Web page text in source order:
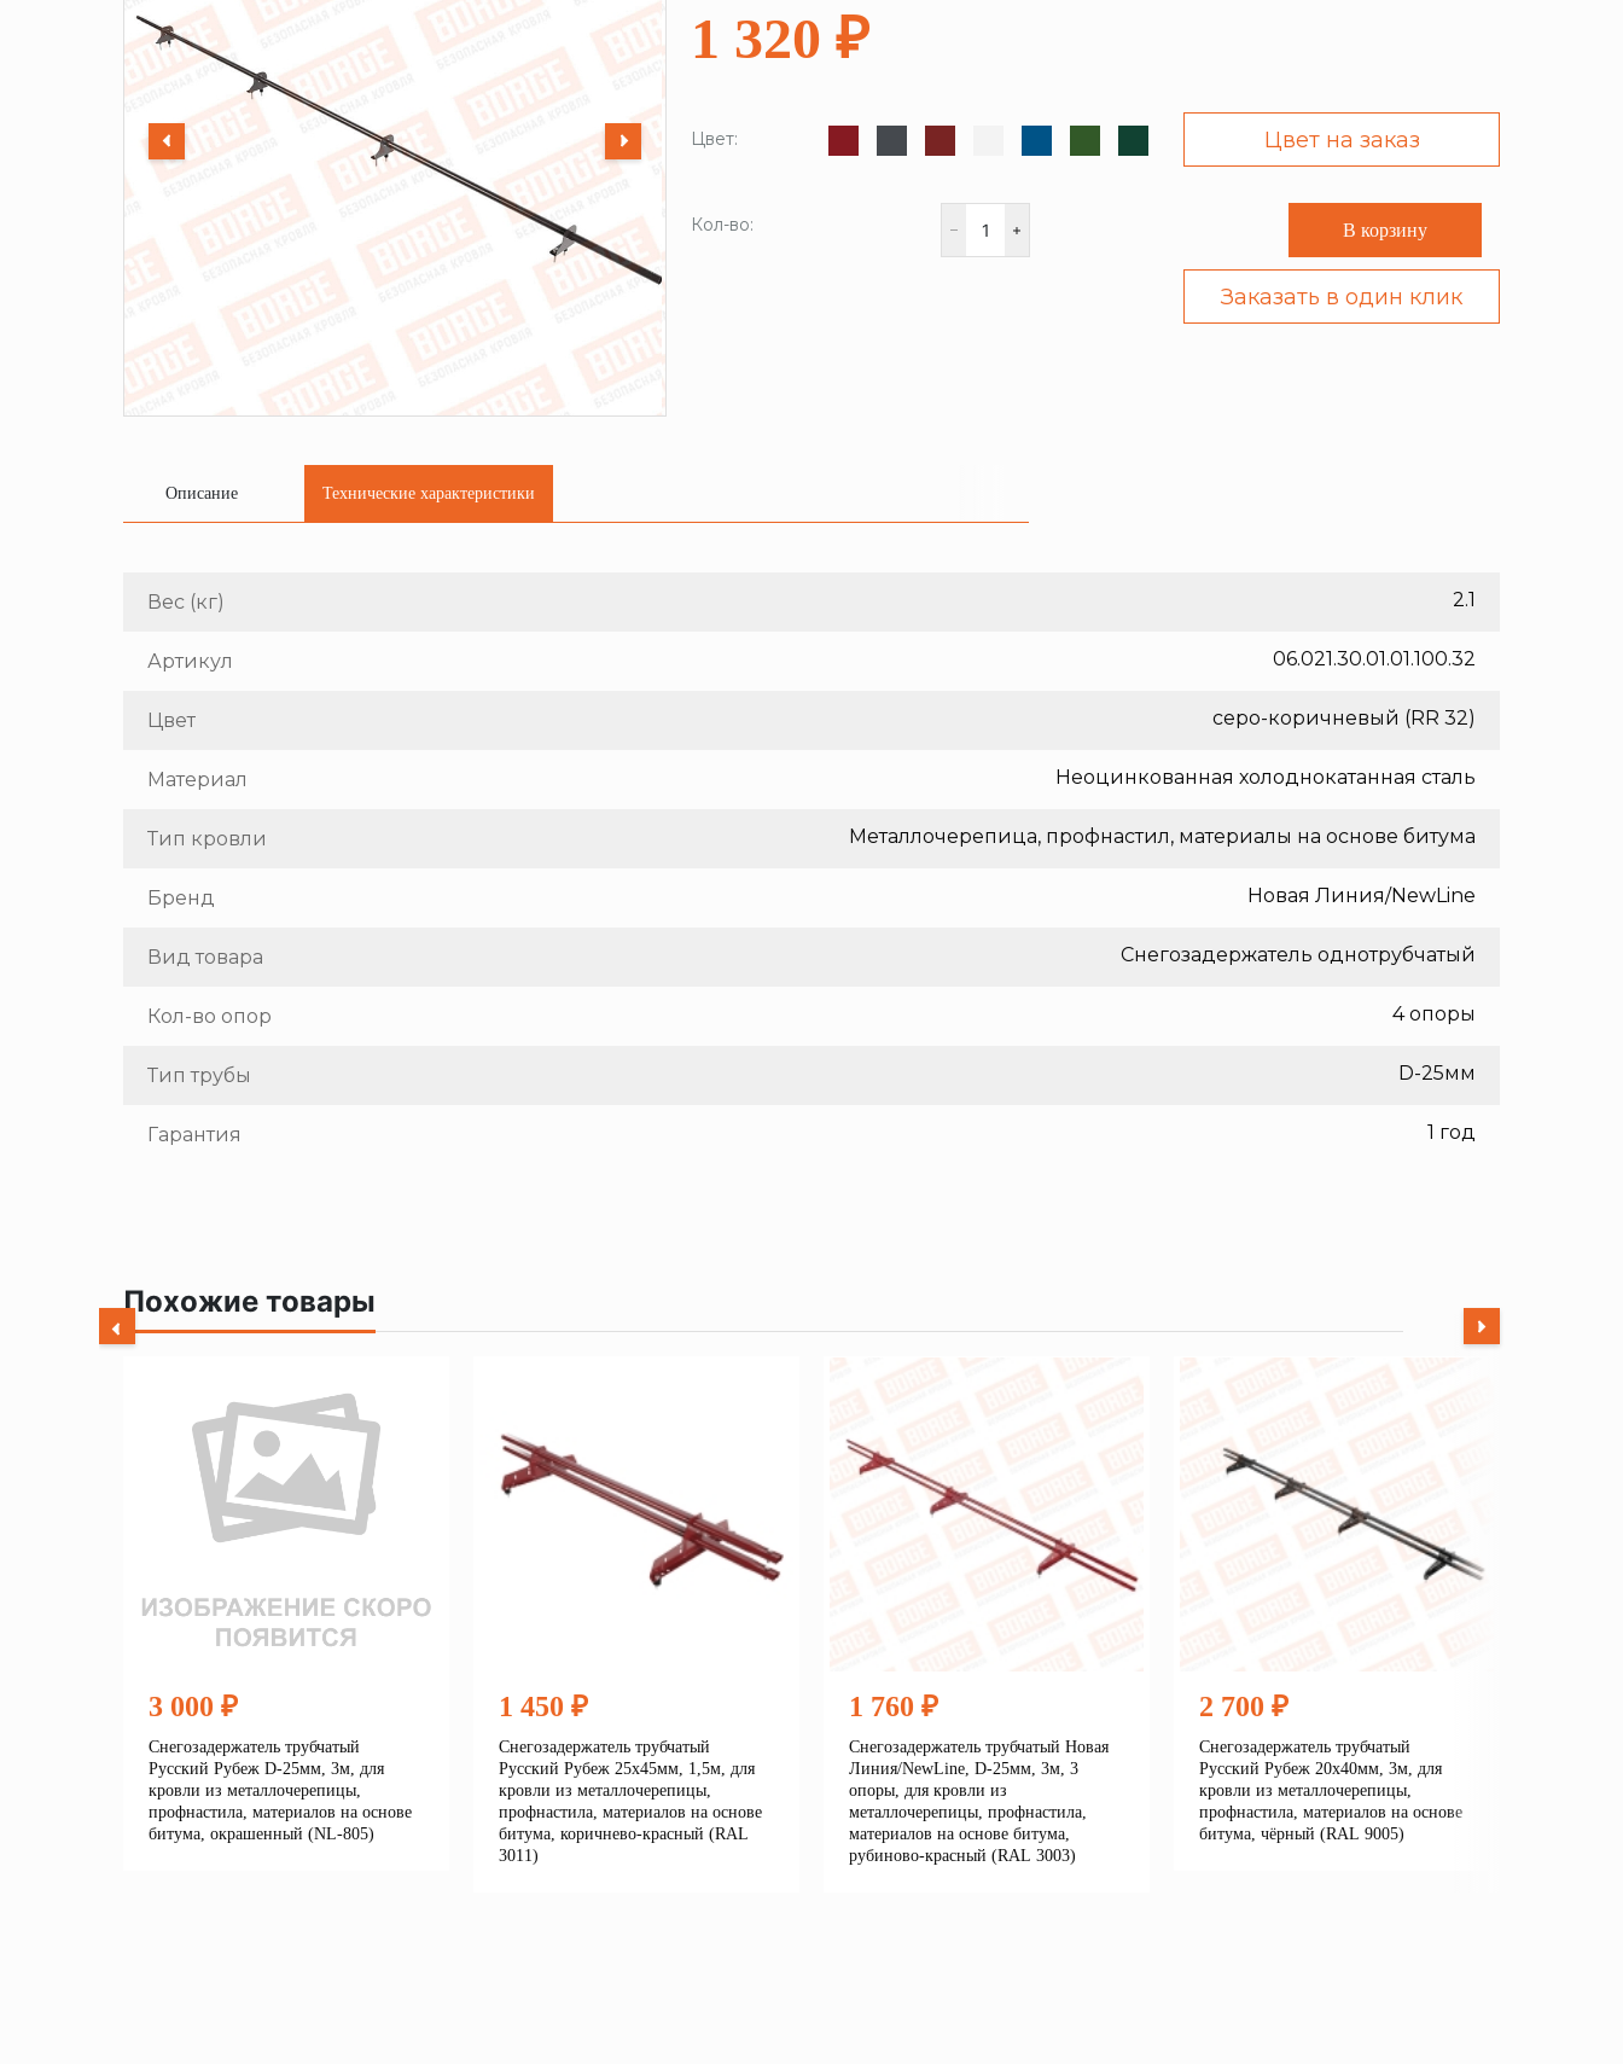
1 320 ₽
Цвет: Цвет на заказ
Кол-во: В корзину
Заказать в один клик
Описание Технические характеристики
Вес (кг) 2.1
Артикул 06.021.30.01.01.100.32
Цвет серо-коричневый (RR 32)
Материал Неоцинкованная холоднокатанная сталь
Тип кровли Металлочерепица, профнастил, материалы на основе битума
Бренд Новая Линия/NewLine
Вид товара Снегозадержатель однотрубчатый
Кол-во опор 4 опоры
Тип трубы D-25мм
Гарантия 1 год
Похожие товары
3 000 ₽
Снегозадержатель трубчатый
Русский Рубеж D-25мм, 3м, для
кровли из металлочерепицы,
профнастила, материалов на основе
битума, окрашенный (NL-805)
1 450 ₽
Снегозадержатель трубчатый
Русский Рубеж 25х45мм, 1,5м, для
кровли из металлочерепицы,
профнастила, материалов на основе
битума, коричнево-красный (RAL
3011)
1 760 ₽
Снегозадержатель трубчатый Новая
Линия/NewLine, D-25мм, 3м, 3
опоры, для кровли из
металлочерепицы, профнастила,
материалов на основе битума,
рубиново-красный (RAL 3003)
2 700 ₽
Снегозадержатель трубчатый
Русский Рубеж 20х40мм, 3м, для
кровли из металлочерепицы,
профнастила, материалов на основе
битума, чёрный (RAL 9005)